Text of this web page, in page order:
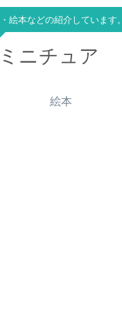
絵本などの紹介しています。
ニチュア
絵本